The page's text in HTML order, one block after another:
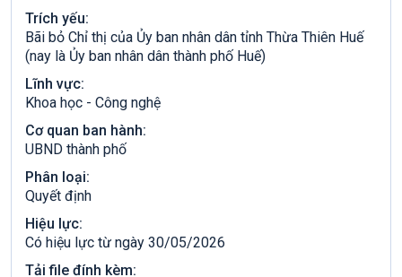
Trích yếu:
Bãi bỏ Chỉ thị của Ủy ban nhân dân tỉnh Thừa Thiên Huế
(nay là Ủy ban nhân dân thành phố Huế)
Lĩnh vực:
Khoa học - Công nghệ
Cơ quan ban hành:
UBND thành phố
Phân loại:
Quyết định
Hiệu lực:
Có hiệu lực từ ngày 30/05/2026
Tải file đính kèm: